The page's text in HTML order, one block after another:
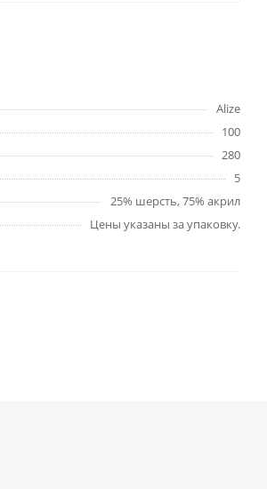
Alize
100
280
5
25% шерсть, 75% акрил
Цены указаны за упаковку.